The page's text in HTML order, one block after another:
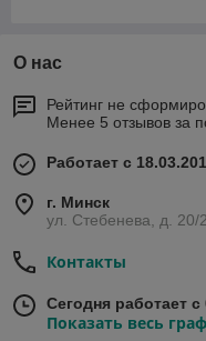
О нас
Рейтинг не
Менее 5 отзывов за
Работает с
г. Минск
ул. Стебенева, д.
Контакты
Сегодня работает
Показать весь